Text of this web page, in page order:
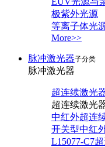
极紫外光源
等离子体光
More>>
脉冲激光器子分类
脉冲激光器
超连续激光
超连续激光
中红外超连
开关型中红
L15077-C7